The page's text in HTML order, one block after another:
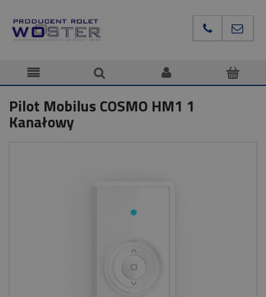
Pilot Mobilus COSMO HM1 1
Kanałowy